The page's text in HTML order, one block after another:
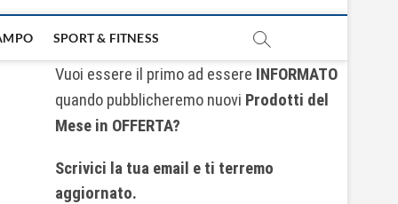
SPORT & FITNESS
Vuoi essere il primo ad essere INFORMATO
quando pubblicheremo nuovi Prodotti del
Mese in OFFERTA?
Scrivici la tua email e ti terremo
aggiornato.